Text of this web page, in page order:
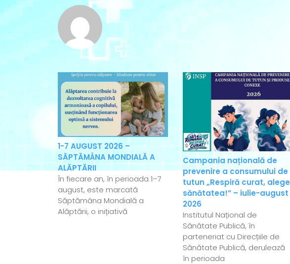
1-7 AUGUST 2026 –
SĂPTĂMÂNA MONDIALĂ A
ALĂPTĂRII
În fiecare an, în perioada 1–7
august, este marcată
Săptămâna Mondială a
Alăptării, o inițiativă
Campania națională de
prevenire a consumului de
tutun „Respiră curat, alege
sănătatea!” – iulie-august
2026
Institutul Național de
Sănătate Publică, în
parteneriat cu Direcțiile de
Sănătate Publică, derulează
în perioada